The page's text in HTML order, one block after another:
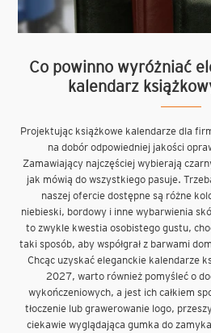
Co powinno wyróżniać
kalendarz
Projektując książkowe kalendarze dla
na dobór odpowiedniej jakości
Zamawiający najczęściej wybierają
jak mówią do wszystkiego pasuje.
naszej ofercie dostępne są różne
niebieski, bordowy i inne wybarwienia
to zwykle kwestia osobistego gustu,
taki sposób, aby współgrał z barwami
Chcąc uzyskać eleganckie kalendarze
2027, warto również pomyśleć o
wykończeniowych, a jest ich całkiem
tłoczenie lub grawerowanie logo,
ciekawie wyglądająca gumka do